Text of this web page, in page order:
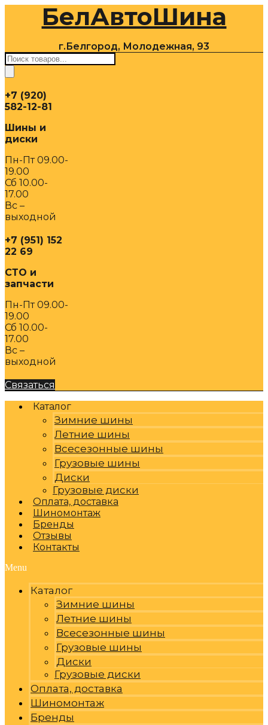
содержимомуБелАвтоШина
г.Белгород, Молодежная, 93
Поиск
товаров
+7 (920)
582-12-81
Шины и
диски
Пн-Пт 09.00-
19.00
Сб 10.00-
17.00
Вс –
выходной
+7 (951) 152
22 69
СТО и
запчасти
Пн-Пт 09.00-
19.00
Сб 10.00-
17.00
Вс –
выходной
Связаться
Каталог
Зимние шины
Летние шины
Всесезонные шины
Грузовые шины
Диски
Грузовые диски
Оплата, доставка
Шиномонтаж
Бренды
Отзывы
Контакты
Menu
Каталог
Зимние шины
Летние шины
Всесезонные шины
Грузовые шины
Диски
Грузовые диски
Оплата, доставка
Шиномонтаж
Бренды